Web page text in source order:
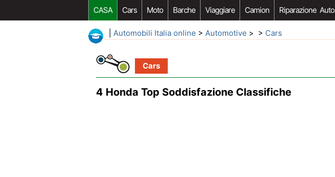
CASA Cars Moto Barche Viaggiare Camion Riparazione Auto
Automobili Italia online > Automotive > > Cars
Cars
4 Honda Top Soddisfazione Classifiche